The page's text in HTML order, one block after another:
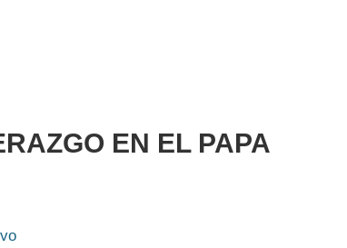
EN EL PAPA